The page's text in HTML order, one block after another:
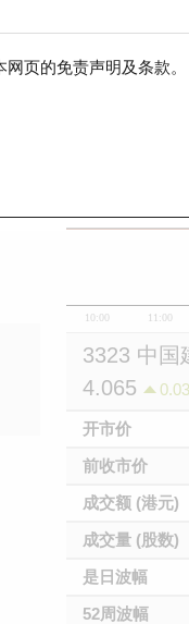
网页的免责声明及条款。
10:00 11:00
3323 中国
4.065
开市价
前收市价
成交额 (港元)
成交量 (股数)
是日波幅
52周波幅